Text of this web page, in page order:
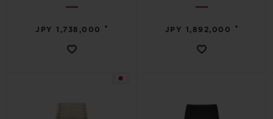
JPY 1,738,000 • JPY 1,892,000 •